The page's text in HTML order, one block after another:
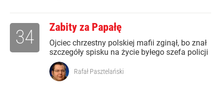
Zabity za Papałę
Ojciec chrzestny polskiej mafii zginął, bo znał
szczegóły spisku na życie byłego szefa policji
34
Rafał Pasztelański